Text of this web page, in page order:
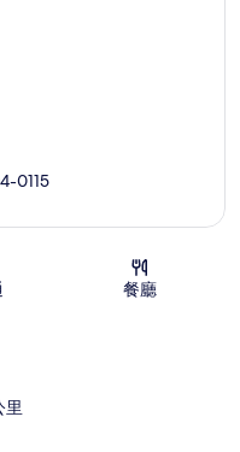
0115
餐廳
里